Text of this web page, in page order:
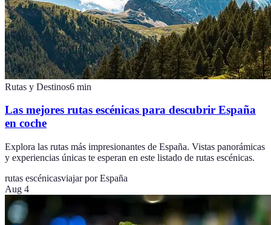
Rutas y Destinos6 min
Las mejores rutas escénicas para descubrir España
en coche
Explora las rutas más impresionantes de España. Vistas panorámicas
y experiencias únicas te esperan en este listado de rutas escénicas.
rutas escénicasviajar por España
Aug 4